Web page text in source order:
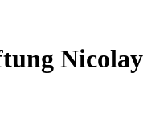
Nicolay